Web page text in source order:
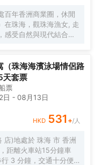
百年香洲商業圈，休閒
在珠海，觀珠海漁女, 走
感受自然與現代結合的
市陽台。左側600米珠
12分鐘。拱北、青茂
覆蓋全珠海。 酒店傾
完備設施服務，為您提
可調，特色落地窗直觀
，港珠澳大橋。中西結
的愉快從豐富營養的早
（珠海海濱泳場情侶路
天套票
票
日 - 08月13日
HKD 531 +/人
店)地處於 珠海 市 香洲
距離火車站15分鐘車
3 分鐘，交通十分便